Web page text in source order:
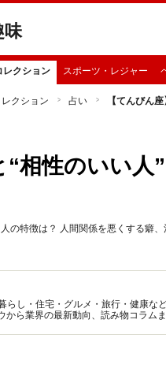
味
レクション スポーツ・レジャー
クション 占い 【てんびん
“相性のいい
の特徴は？ 人間関係を悪くする癖
らし・住宅・グルメ・旅行・健康
から業界の最新動向、読み物コラム